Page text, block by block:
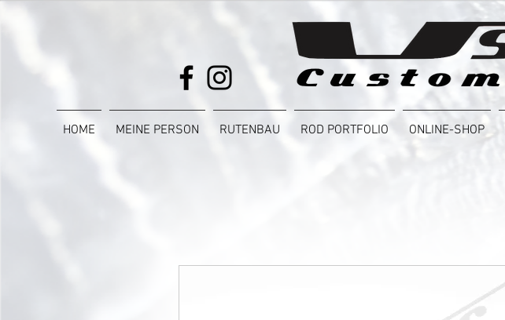
HOME MEINE PERSON RUTENBAU ROD PORTFOLIO ONLINE-SHOP